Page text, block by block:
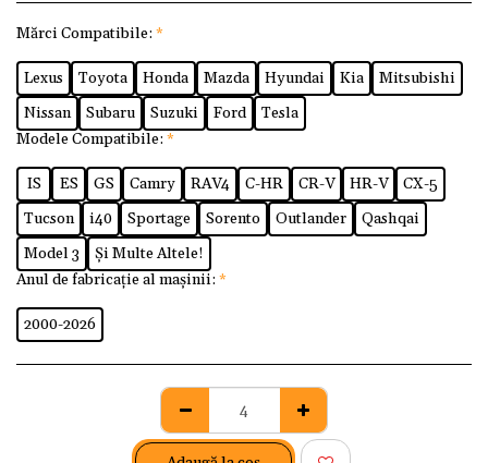
Mărci Compatibile: *
Lexus Toyota Honda Mazda Hyundai Kia
Mitsubishi
Nissan
Subaru Suzuki Ford
Tesla
Modele Compatibile: *
IS ES GS Camry RAV4 C-HR CR-V HR-V
CX-5
Tucson
i40 Sportage Sorento Outlander
Qashqai
Model 3
Și Multe Altele!
Anul de fabricație al mașinii: *
2000-2026